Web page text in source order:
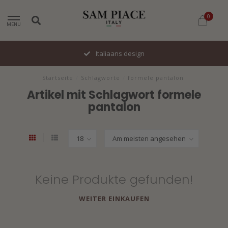
MENU
0
Italiaans design
Startseite Schlagworte formele pantalon
Artikel mit Schlagwort formele
pantalon
Keine Produkte gefunden!
WEITER EINKAUFEN